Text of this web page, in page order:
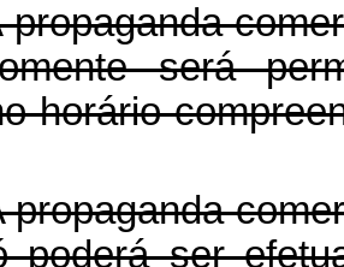
propaganda
será
horário
poderá ser